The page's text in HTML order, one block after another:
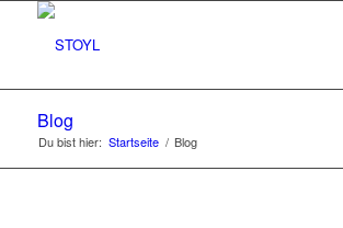
Blog
Du bist hier: Startseite / Blog